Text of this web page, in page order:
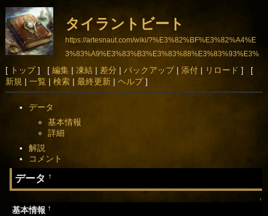
タイラントビート
https://artesnaut.com/wiki/?%E3%82%BF%E3%82%A4%E
3%83%A9%E3%83%B3%E3%83%88%E3%83%93%E3%
83%BC%E3%83%88
[ トップ] [ 編集| 凍結| 差分 | バックアップ| 添付| リロード ] [
新規 | 一覧 | 検索| 最終更新| ヘルプ]
データ
基本情報
詳細
解説
コメント
データ†
↑
基本情報†